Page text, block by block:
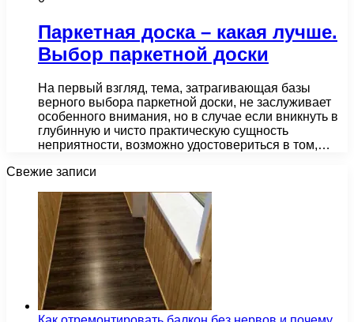
Паркетная доска – какая лучше.
Выбор паркетной доски
На первый взгляд, тема, затрагивающая базы
верного выбора паркетной доски, не заслуживает
особенного внимания, но в случае если вникнуть в
глубинную и чисто практическую сущность
неприятности, возможно удостовериться в том,…
Свежие записи